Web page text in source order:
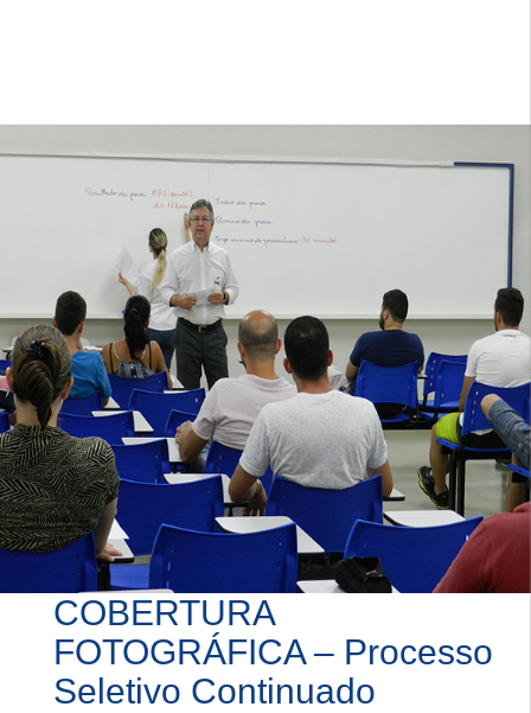
COBERTURA
FOTOGRÁFICA – Processo
Seletivo Continuado